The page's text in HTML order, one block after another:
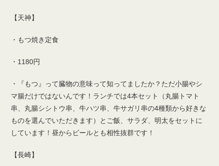
【天神】
・もつ焼き定食
・1180円
・『もつ』って臓物の意味って知ってましたか？ただ小腸やシ
マ腸だけではないんです！ランチでは4本セット（丸腸トマト
串、丸腸シシトウ串、牛ハツ串、牛サガリ串の4種類から好きな
ものを選んでいただきます）とご飯、サラダ、明太をセットに
しています！昼からビールとも相性抜群です！
【長崎】